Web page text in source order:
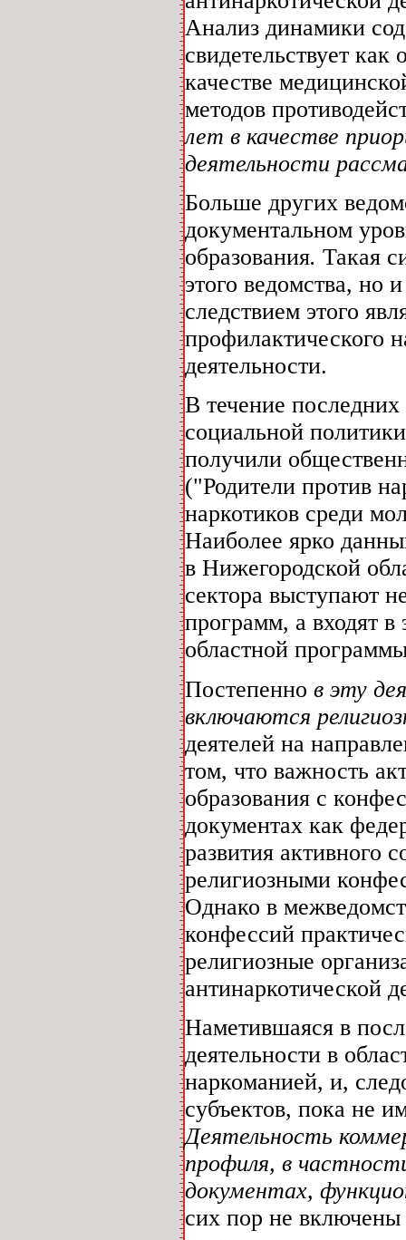
Анализ динамики
свидетельствует
качестве
методов
лет в качестве
деятельности
Больше других
документальном
образования. Такая
этого ведомства, но
следствием этого
профилактического
деятельности.
В течение
социальной
получили
("Родители против
наркотиков среди
Наиболее ярко
в Нижегородской
сектора выступают
программ, а входят
областной
Постепенно в эту
включаются
деятелей на
том, что важность
образования с
документах как
развития активного
религиозными
Однако в
конфессий
религиозные
антинаркотической
Наметившаяся в
деятельности в
наркоманией, и,
субъектов, пока не
Деятельность
профиля, в
документах,
сих пор не включены